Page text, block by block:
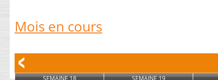
Mois en cours
SEMAINE 18 SEMAINE 19